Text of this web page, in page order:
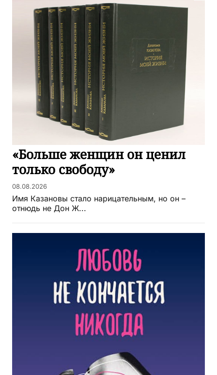
«Больше женщин он ценил
только свободу»
08.08.2026
Имя Казановы стало нарицательным, но он –
отнюдь не Дон Ж...